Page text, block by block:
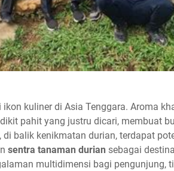
kuliner di Asia Tenggara. Aroma
pahit yang justru dicari, membuat
balik kenikmatan durian, terdapat
sentra tanaman durian sebagai
multidimensi bagi pengunjung,